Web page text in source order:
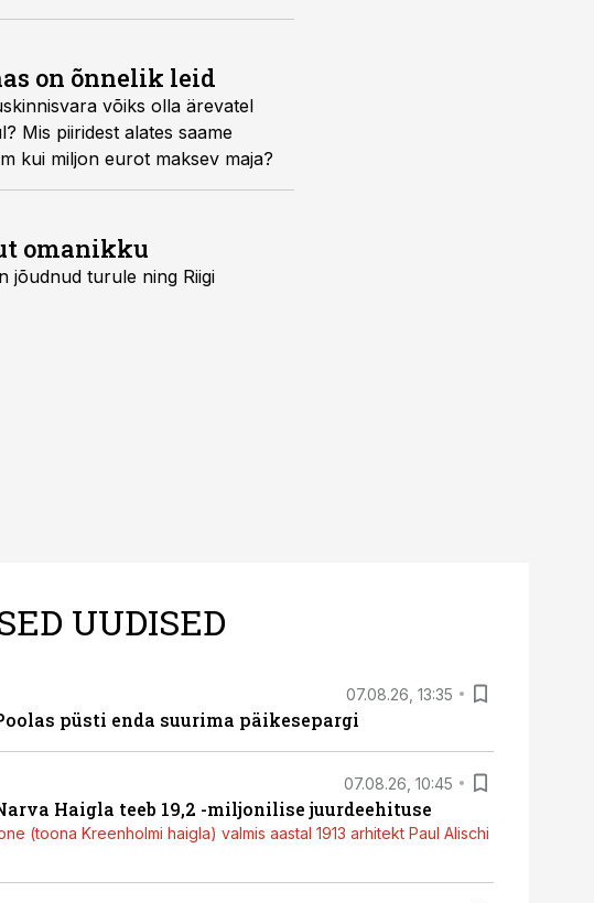
on õnnelik leid
võiks olla ärevatel
Mis piiridest alates saame
kui miljon eurot maksev maja?
omanikku
jõudnud turule ning Riigi
UUDISED
07.08.26, 13:35
püsti enda suurima päikesepargi
07.08.26, 10:45
Haigla teeb 19,2 -miljonilise juurdeehituse
(toona Kreenholmi haigla) valmis aastal 1913 arhitekt Paul Alischi